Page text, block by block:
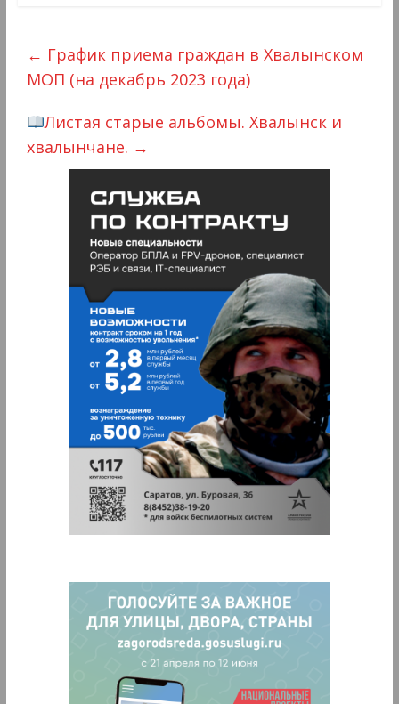
← График приема граждан в Хвалынском
МОП (на декабрь 2023 года)
Листая старые альбомы. Хвалынск и
хвалынчане. →